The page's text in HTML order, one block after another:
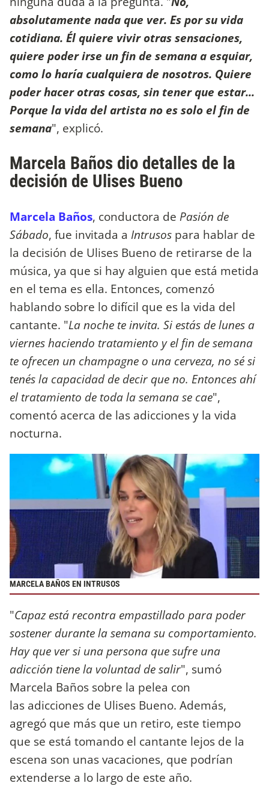
absolutamente nada que ver. Es por su vida
cotidiana. Él quiere vivir otras sensaciones,
quiere poder irse un fin de semana a esquiar,
como lo haría cualquiera de nosotros. Quiere
poder hacer otras cosas, sin tener que estar...
Porque la vida del artista no es solo el fin de
semana", explicó.
Marcela Baños dio detalles de la
decisión de Ulises Bueno
Marcela Baños, conductora de Pasión de
Sábado, fue invitada a Intrusos para hablar de
la decisión de Ulises Bueno de retirarse de la
música, ya que si hay alguien que está metida
en el tema es ella. Entonces, comenzó
hablando sobre lo difícil que es la vida del
cantante. "La noche te invita. Si estás de lunes a
viernes haciendo tratamiento y el fin de semana
te ofrecen un champagne o una cerveza, no sé si
tenés la capacidad de decir que no. Entonces ahí
el tratamiento de toda la semana se cae",
comentó acerca de las adicciones y la vida
nocturna.
MARCELA BAÑOS EN INTRUSOS
"Capaz está recontra empastillado para poder
sostener durante la semana su comportamiento.
Hay que ver si una persona que sufre una
adicción tiene la voluntad de salir", sumó
Marcela Baños sobre la pelea con
las adicciones de Ulises Bueno. Además,
agregó que más que un retiro, este tiempo
que se está tomando el cantante lejos de la
escena son unas vacaciones, que podrían
extenderse a lo largo de este año.